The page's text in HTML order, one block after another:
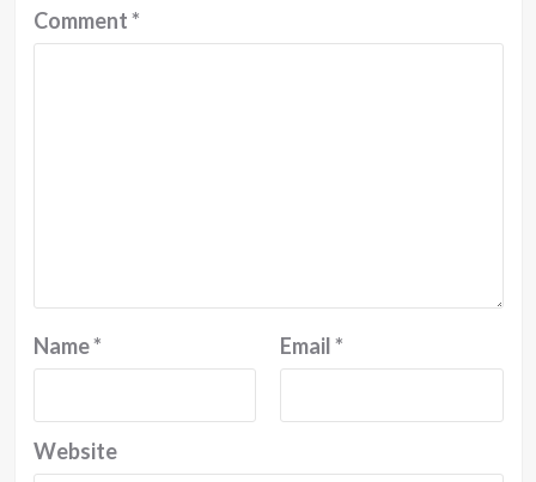
Comment*
Name* Email*
Website